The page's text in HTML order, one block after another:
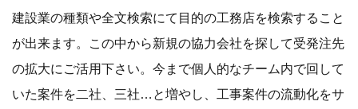
建設業の種類や全文検索にて目的の工務店を検索すること
が出来ます。この中から新規の協力会社を探して受発注先
の拡大にご活用下さい。今まで個人的なチーム内で回して
いた案件を二社、三社…と増やし、工事案件の流動化をサ